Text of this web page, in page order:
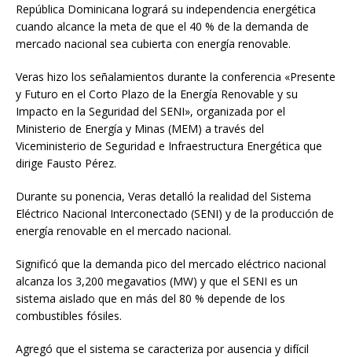
República Dominicana logrará su independencia energética
cuando alcance la meta de que el 40 % de la demanda de
mercado nacional sea cubierta con energía renovable.
Veras hizo los señalamientos durante la conferencia «Presente
y Futuro en el Corto Plazo de la Energía Renovable y su
Impacto en la Seguridad del SENI», organizada por el
Ministerio de Energía y Minas (MEM) a través del
Viceministerio de Seguridad e Infraestructura Energética que
dirige Fausto Pérez.
Durante su ponencia, Veras detalló la realidad del Sistema
Eléctrico Nacional Interconectado (SENI) y de la producción de
energía renovable en el mercado nacional.
Significó que la demanda pico del mercado eléctrico nacional
alcanza los 3,200 megavatios (MW) y que el SENI es un
sistema aislado que en más del 80 % depende de los
combustibles fósiles.
Agregó que el sistema se caracteriza por ausencia y difícil